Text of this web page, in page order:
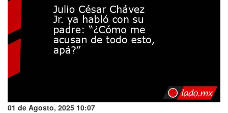
01 de Agosto, 2025 10:07